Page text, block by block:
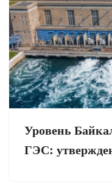
Уровень
ГЭС: